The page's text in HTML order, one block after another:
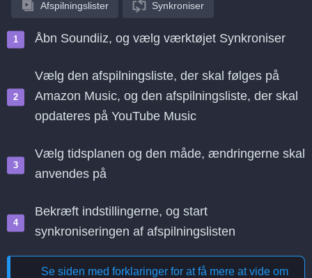
Afspilningslister Synkroniser
Åbn Soundiiz, og vælg værktøjet Synkroniser
Vælg den afspilningsliste, der skal følges på
Amazon Music, og den afspilningsliste, der skal
opdateres på YouTube Music
Vælg tidsplanen og den måde, ændringerne skal
anvendes på
Bekræft indstillingerne, og start
synkroniseringen af afspilningslisten
Se siden med forklaringer for at få mere at vide om